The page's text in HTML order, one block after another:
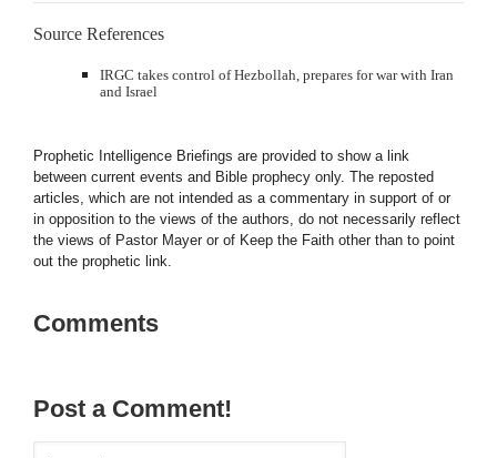
Source References
IRGC takes control of Hezbollah, prepares for war with Iran
and Israel
Prophetic Intelligence Briefings are provided to show a link
between current events and Bible prophecy only. The reposted
articles, which are not intended as a commentary in support of or
in opposition to the views of the authors, do not necessarily reflect
the views of Pastor Mayer or of Keep the Faith other than to point
out the prophetic link.
Comments
Post a Comment!